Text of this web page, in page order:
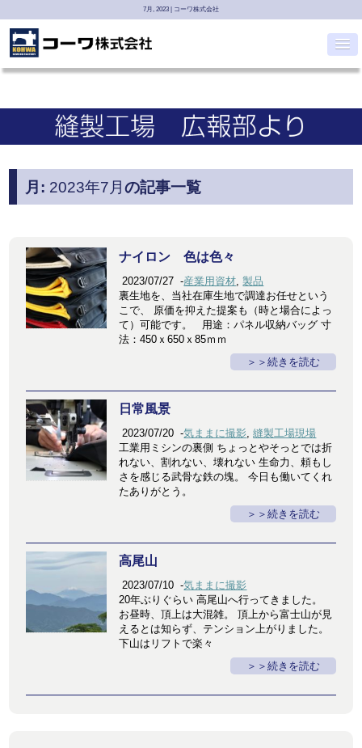
7月, 2023 | コーワ株式会社
月: 2023年7月の記事一覧
ナイロン 色は色々
2023/07/27 -産業用資材 ,製品
裏生地を、当社在庫生地で調達お任せという
こで、 原価を抑えた提案も（時と場合によっ
て）可能です。 用途：パネル収納バッグ 寸
法：450ｘ650ｘ85ｍｍ
＞続きを読む
日常風景
2023/07/20 -気ままに撮影 ,縫製工場現場
工業用ミシンの裏側 ちょっとやそっとでは折
れない、割れない、壊れない 生命力、頼もし
さを感じる武骨な鉄の塊。 今日も働いてくれ
たありがとう。
＞続きを読む
高尾山
2023/07/10 -気ままに撮影
20年ぶりぐらい 高尾山へ行ってきました。
お昼時、頂上は大混雑。 頂上から富士山が見
えるとは知らず、テンション上がりました。
下山はリフトで楽々
＞続きを読む